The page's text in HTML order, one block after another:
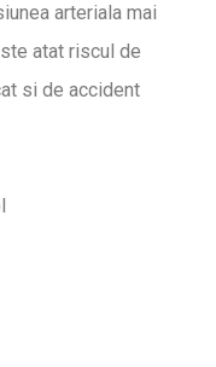
arteriala mai
atat riscul de
si de accident